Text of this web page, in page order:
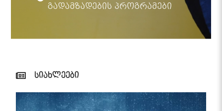
გადამზადების პროგრამები
სიახლეები